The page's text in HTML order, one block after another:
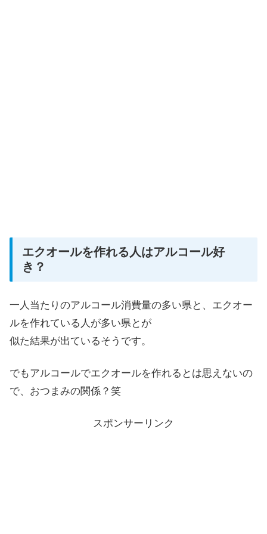
エクオールを作れる人はアルコール好
き？
一人当たりのアルコール消費量の多い県と、エクオー
ルを作れている人が多い県とが
似た結果が出ているそうです。
でもアルコールでエクオールを作れるとは思えないの
で、おつまみの関係？笑
スポンサーリンク